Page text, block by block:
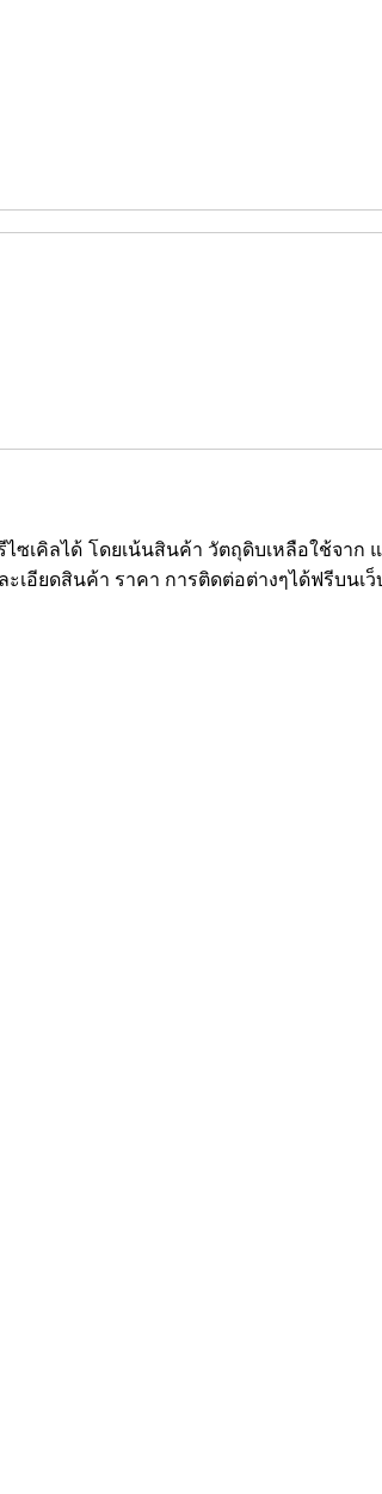
ไซเคิลได้ โดยเน้นสินค้า วัตถุดิบเหลือใช้จ
เอียดสินค้า ราคา การติดต่อต่างๆได้ฟรีบนเว็